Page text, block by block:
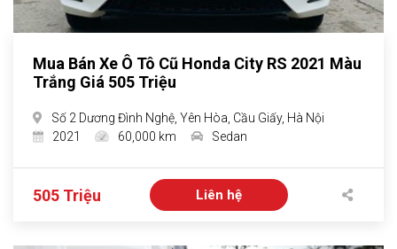
Mua Bán Xe Ô Tô Cũ Honda City RS 2021 Màu
Trắng Giá 505 Triệu
Số 2 Dương Đình Nghệ, Yên Hòa, Cầu Giấy, Hà Nội
2021
60,000 km Sedan
505 Triệu Liên hệ